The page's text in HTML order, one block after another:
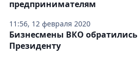
11:56, 12 февраля 2020
предпринимателям
Бизнесмены ВКО
Президенту